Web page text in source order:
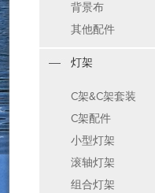
背景布
其他配件
灯架
C架&C架套装
C架配件
小型灯架
滚轴灯架
组合灯架